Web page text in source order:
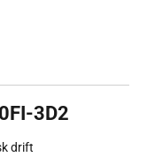
3D2
drift